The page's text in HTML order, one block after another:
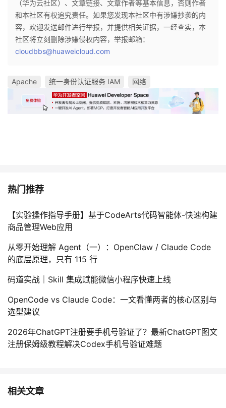
（华为云社区）、文章链接、文章作者等基本信息，否则作者
和本社区有权追究责任。如果您发现本社区中有涉嫌抄袭的内
容，欢迎发送邮件进行举报，并提供相关证据，一经查实，本
社区将立刻删除涉嫌侵权内容，举报邮箱：
cloudbbs@huaweicloud.com
Apache 统一身份认证服务 IAM 网络
热门推荐
【实验操作指导手册】基于CodeArts代码智能体-快速构建
商品管理Web应用
从零开始理解 Agent（一）：OpenClaw / Claude Code
的底层原理，只有 115 行
码道实战｜Skill 集成赋能微信小程序快速上线
OpenCode vs Claude Code：一文看懂两者的核心区别与
选型建议
2026年ChatGPT注册要手机号验证了？最新ChatGPT图文
注册保姆级教程解决Codex手机号验证难题
相关文章